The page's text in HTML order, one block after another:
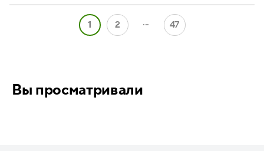
1 2 ... 47
Вы просматривали